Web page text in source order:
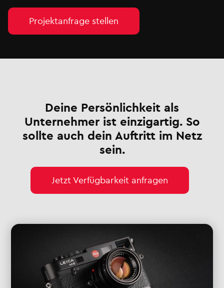
Projektanfrage stellen
Deine Persönlichkeit als
Unternehmer ist einzigartig. So
sollte auch dein Auftritt im Netz
sein.
Jetzt Verfügbarkeit anfragen